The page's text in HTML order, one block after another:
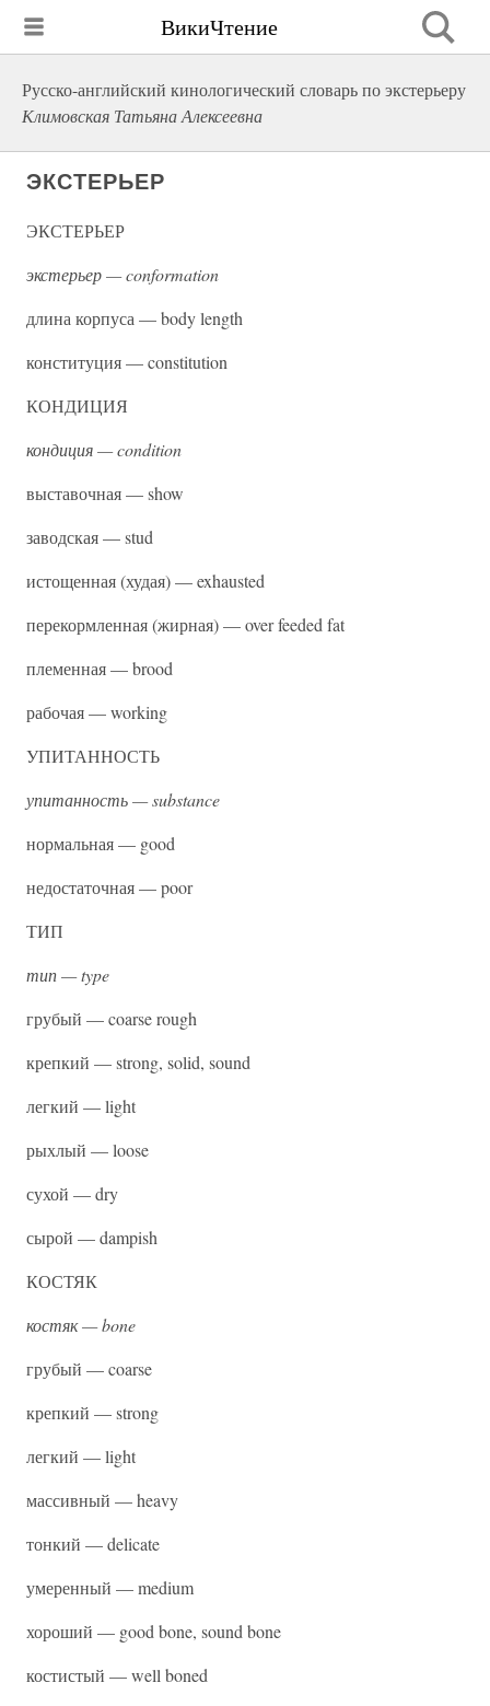
ВикиЧтение
Русско-английский кинологический словарь по экстерьеру
Климовская Татьяна Алексеевна
ЭКСТЕРЬЕР
ЭКСТЕРЬЕР
экстерьер — conformation
длина корпуса — body length
конституция — constitution
КОНДИЦИЯ
кондиция — condition
выставочная — show
заводская — stud
истощенная (худая) — exhausted
перекормленная (жирная) — over feeded fat
племенная — brood
рабочая — working
УПИТАННОСТЬ
упитанность — substance
нормальная — good
недостаточная — poor
ТИП
тип — type
грубый — coarse rough
крепкий — strong, solid, sound
легкий — light
рыхлый — loose
сухой — dry
сырой — dampish
КОСТЯК
костяк — bone
грубый — coarse
крепкий — strong
легкий — light
массивный — heavy
тонкий — delicate
умеренный — medium
хороший — good bone, sound bone
костистый — well boned